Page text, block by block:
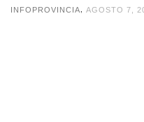
INFOPROVINCIA, AGOSTO 7,